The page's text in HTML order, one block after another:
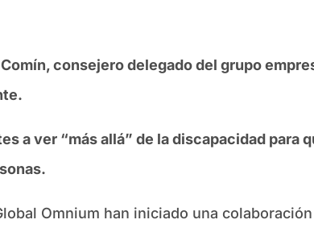
consejero delegado del grupo
a ver “más allá” de la discapacidad para
Omnium han iniciado una